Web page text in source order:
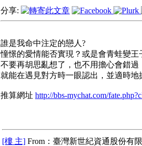
分享:
誰是我命中注定的戀人?
憧憬的愛情能否實現？或是會青蛙變王
不要再胡思亂想了，也不用擔心會錯
就能在遇見對方時一眼認出，並適時地
推算網址 http://bbs-mychat.com/
[樓 主] From：臺灣新世紀資通股份有